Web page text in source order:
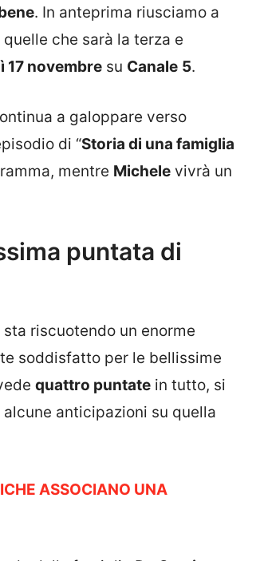
. In anteprima riusciamo a
che sarà la terza e
17 novembre su Canale 5.
a galoppare verso
di “Storia di una famiglia
mentre Michele vivrà un
puntata di
riscuotendo un enorme
soddisfatto per le bellissime
quattro puntate in tutto, si
anticipazioni su quella
ASSOCIANO UNA